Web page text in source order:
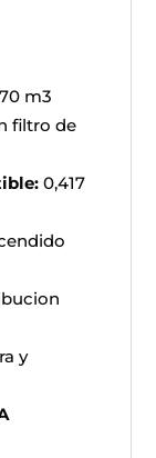
m3
filtro de
0,417
y